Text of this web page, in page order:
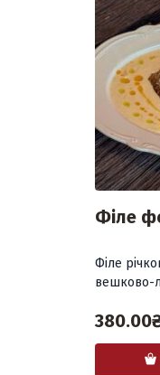
Філе
Філе
вешково-
380.00